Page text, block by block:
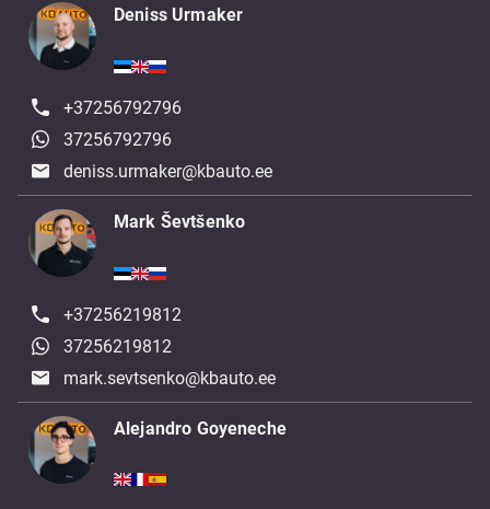
Deniss Urmaker
+37256792796
37256792796
deniss.urmaker@kbauto.ee
Mark Ševtšenko
+37256219812
37256219812
mark.sevtsenko@kbauto.ee
Alejandro Goyeneche